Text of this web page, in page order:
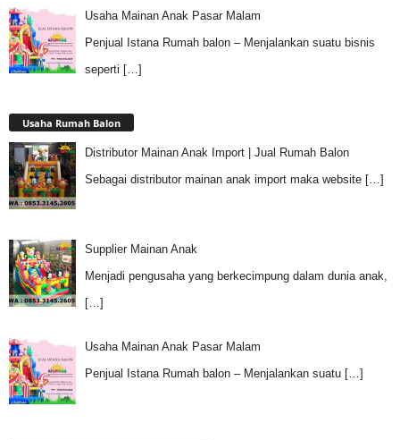
Usaha Mainan Anak Pasar Malam
Penjual Istana Rumah balon – Menjalankan suatu bisnis
seperti […]
Usaha Rumah Balon
Distributor Mainan Anak Import | Jual Rumah Balon
Sebagai distributor mainan anak import maka website […]
Supplier Mainan Anak
Menjadi pengusaha yang berkecimpung dalam dunia anak,
[…]
Usaha Mainan Anak Pasar Malam
Penjual Istana Rumah balon – Menjalankan suatu […]